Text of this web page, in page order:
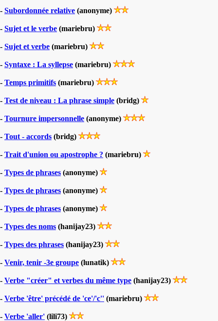
- Subordonnée relative (anonyme)
- Sujet et le verbe (mariebru)
- Sujet et verbe (mariebru)
- Syntaxe : La syllepse (mariebru)
- Temps primitifs (mariebru)
- Test de niveau : La phrase simple (bridg)
- Tournure impersonnelle (anonyme)
- Tout - accords (bridg)
- Trait d'union ou apostrophe ? (mariebru)
- Types de phrases (anonyme)
- Types de phrases (anonyme)
- Types de phrases (anonyme)
- Types des noms (hanijay23)
- Types des phrases (hanijay23)
- Venir, tenir -3e groupe (lunatik)
- Verbe "créer" et verbes du même type (hanijay23)
- Verbe 'être' précédé de 'ce'/'c'' (mariebru)
- Verbe 'aller' (lili73)